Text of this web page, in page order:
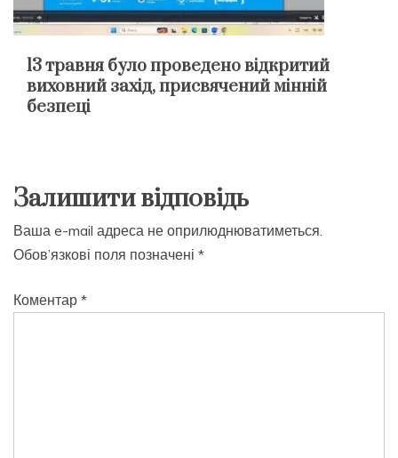
13 травня було проведено відкритий
виховний захід, присвячений мінній
безпеці
Залишити відповідь
Ваша e-mail адреса не оприлюднюватиметься.
Обов’язкові поля позначені *
Коментар *